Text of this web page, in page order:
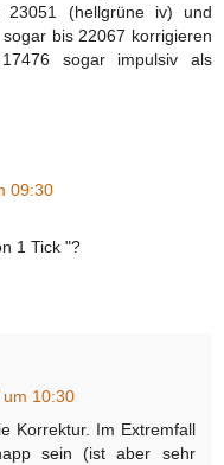
(hellgrüne iv) und
bis 22067 korrigieren
sogar impulsiv als
09:30
1 Tick "?
10:30
Korrektur. Im Extremfall
sein (ist aber sehr